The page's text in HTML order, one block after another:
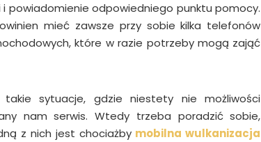
powiadomienie odpowiedniego punktu pomocy.
mieć zawsze przy sobie kilka telefonów
które w razie potrzeby mogą zająć
sytuacje, gdzie niestety nie możliwości
nam serwis. Wtedy trzeba poradzić sobie,
z nich jest chociażby mobilna wulkanizacja